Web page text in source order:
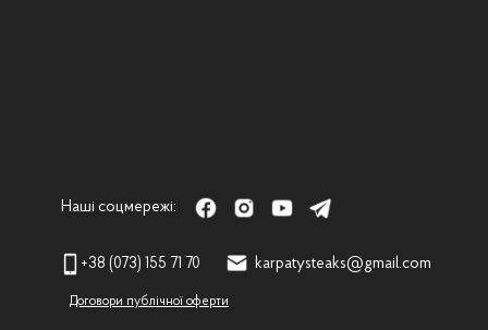
Договори публічної оферти
karpatysteaks@gmail.com
Наші соцмережі:
+38 (073) 155 71 70